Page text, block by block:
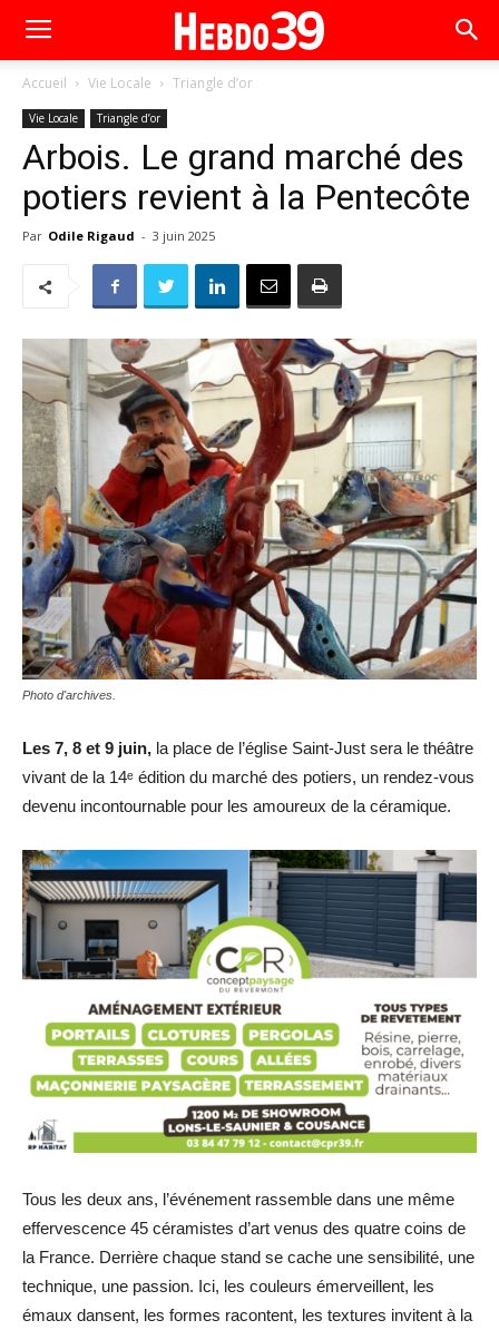
Accueil Vie Locale Triangle d’or
Vie Locale Triangle d’or
Arbois. Le grand marché des
potiers revient à la Pentecôte
Par Odile Rigaud - 3 juin 2025
Photo d'archives.
Les 7, 8 et 9 juin, la place de l’église Saint-Just sera le théâtre
vivant de la 14ᵉ édition du marché des potiers, un rendez-vous
devenu incontournable pour les amoureux de la céramique.
Tous les deux ans, l’événement rassemble dans une même
effervescence 45 céramistes d’art venus des quatre coins de
la France. Derrière chaque stand se cache une sensibilité, une
technique, une passion. Ici, les couleurs émerveillent, les
émaux dansent, les formes racontent, les textures invitent à la